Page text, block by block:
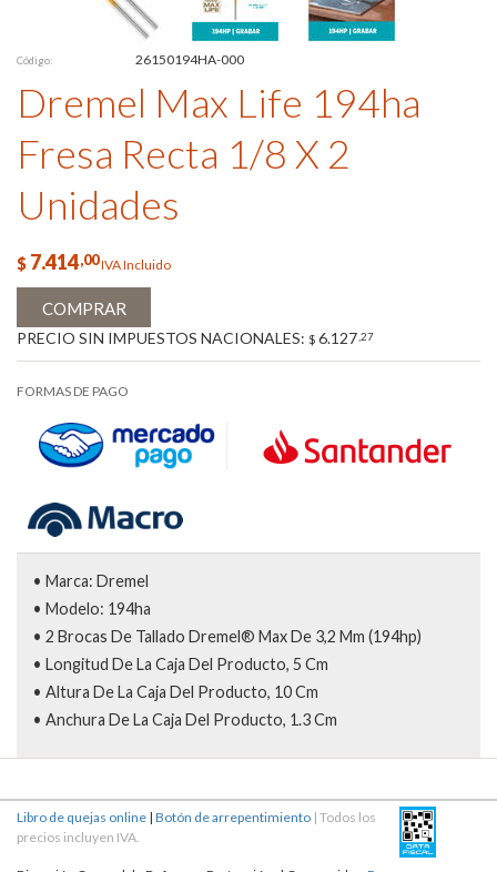
Código: 26150194HA-000
Dremel Max Life 194ha
Fresa Recta 1/8 X 2
Unidades
$ 7.414,00IVA Incluido
COMPRAR
PRECIO SIN IMPUESTOS NACIONALES: $ 6.127 ,27
FORMAS DE PAGO
• Marca: Dremel
• Modelo: 194ha
• 2 Brocas De Tallado Dremel® Max De 3,2 Mm (194hp)
• Longitud De La Caja Del Producto, 5 Cm
• Altura De La Caja Del Producto, 10 Cm
• Anchura De La Caja Del Producto, 1.3 Cm
Libro de quejas online | Botón de arrepentimiento | Todos los
precios incluyen IVA.